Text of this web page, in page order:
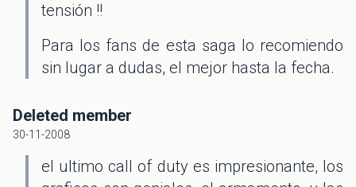
tensión !!
Para los fans de esta saga lo recomiendo
sin lugar a dudas, el mejor hasta la fecha.
Deleted member
30-11-2008
el ultimo call of duty es impresionante, los